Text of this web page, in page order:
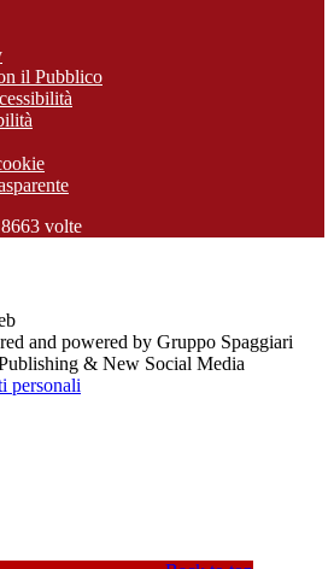
il Pubblico
8663 volte
and powered by Gruppo Spaggiari
& New Social Media
personali